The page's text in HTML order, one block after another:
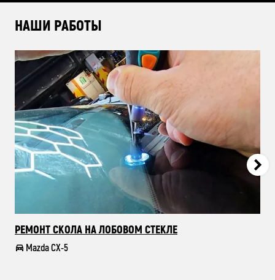
НАШИ РАБОТЫ
РЕМОНТ СКОЛА НА ЛОБОВОМ СТЕКЛЕ
Mazda CX-5